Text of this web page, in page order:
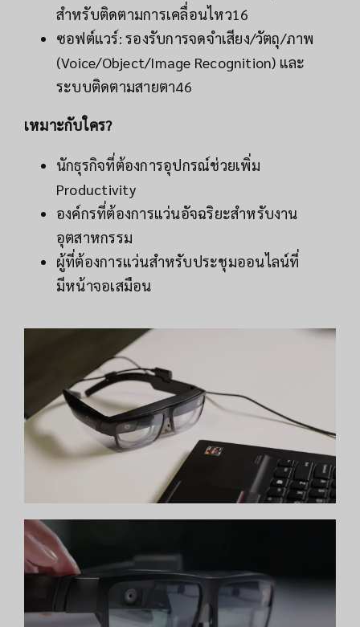
สำหรับติดตามการเคลื่อนไหว16
ซอฟต์แวร์: รองรับการจดจำเสียง/วัตถุ/ภาพ
(Voice/Object/Image Recognition) และ
ระบบติดตามสายตา46
เหมาะกับใคร?
นักธุรกิจที่ต้องการอุปกรณ์ช่วยเพิ่ม
Productivity
องค์กรที่ต้องการแว่นอัจฉริยะสำหรับงาน
อุตสาหกรรม
ผู้ที่ต้องการแว่นสำหรับประชุมออนไลน์ที่
มีหน้าจอเสมือน